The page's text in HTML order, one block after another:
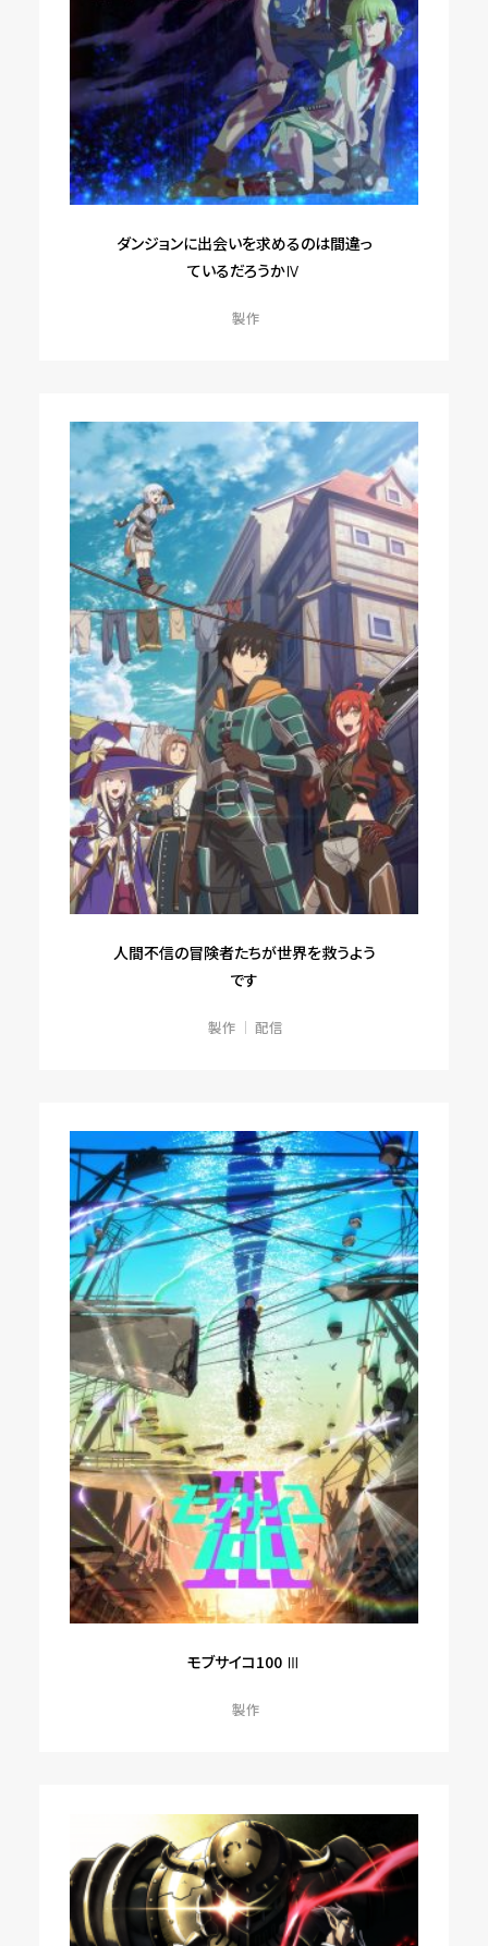
ダンジョンに出会いを求めるのは間違っ
ているだろうかⅣ
製作
人間不信の冒険者たちが世界を救うよう
です
製作 配信
モブサイコ100 Ⅲ
製作